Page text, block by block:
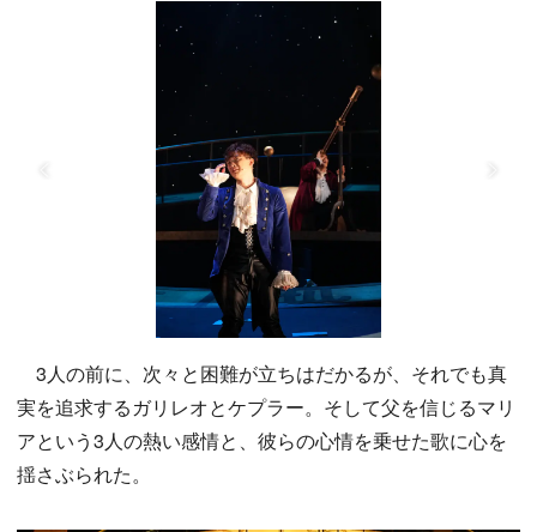
3人の前に、次々と困難が立ちはだかるが、それでも真
実を追求するガリレオとケプラー。そして父を信じるマリ
アという3人の熱い感情と、彼らの心情を乗せた歌に心を
揺さぶられた。